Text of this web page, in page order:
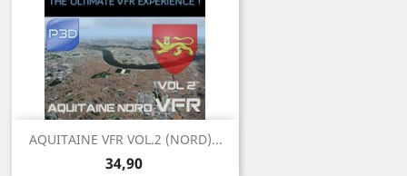
AQUITAINE VFR VOL.2 (NORD)...
Prix
34,90